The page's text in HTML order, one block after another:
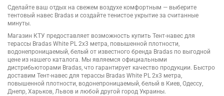
Сделайте ваш отдых на свежем воздухе комфортным — выберите
тентовый навес Bradas и создайте тенистое укрытие за считанные
минуты.
Магазин КТУ предоставляет возможность купить Тент-навес для
терассы Bradas White PL 2х3 метра, повышенной плотности,
водонепроницаемый, белый от известного бренда Bradas по выгодной
цене из нашего каталога. Мы являемся официальными
дистрибьюторами Bradas, что гарантирует качество продукции. Быстро
доставим Тент-навес для терассы Bradas White PL 2х3 метра,
повышенной плотности, водонепроницаемый, белый в Киев, Одессу,
Днепр, Харьков, Львов и любой другой город Украины.